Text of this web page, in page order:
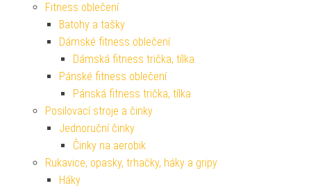
Fitness oblečení
Batohy a tašky
Dámské fitness oblečení
Dámská fitness trička, tílka
Pánské fitness oblečení
Pánská fitness trička, tílka
Posilovací stroje a činky
Jednoruční činky
Činky na aerobik
Rukavice, opasky, trhačky, háky a gripy
Háky